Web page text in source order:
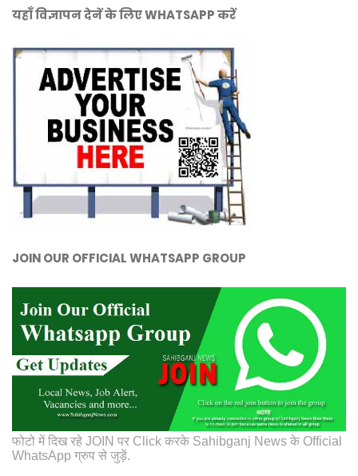
यहाँ विज्ञापन देनें के लिए WHATSAPP करें
JOIN OUR OFFICIAL WHATSAPP GROUP
फोटो में दिख रहे JOIN पर Click करके Sahibganj News के Official
WhatsApp ग्रुप से जुड़ें.